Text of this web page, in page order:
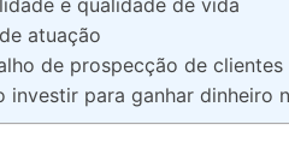
e qualidade de vida
atuação
de prospecção de clientes
investir para ganhar dinheiro